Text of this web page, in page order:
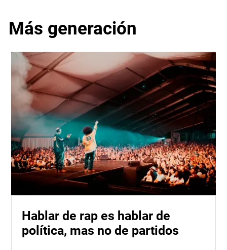
Más generación
Hablar de rap es hablar de
política, mas no de partidos